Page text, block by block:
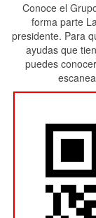
Conoce el
forma parte
presidente. Para
ayudas que
puedes